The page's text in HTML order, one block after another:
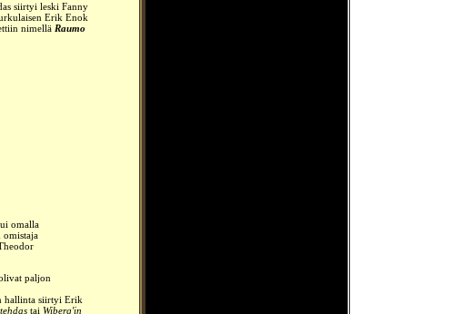
siirtyi leski Fanny
Erik Enok
nimellä Raumo
omalla
omistaja
paljon
hallinta siirtyi Erik
tai Wiberg'in